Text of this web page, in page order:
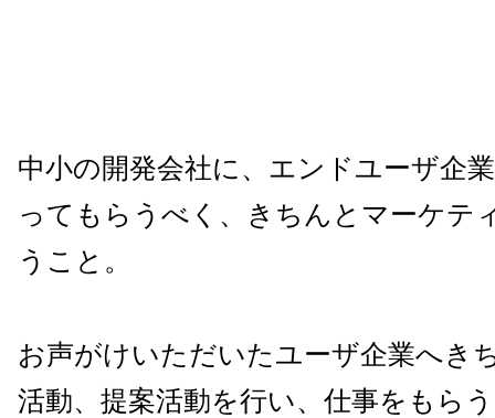
中小の開発会社に、エンドユーザ企
ってもらうべく、きちんとマーケテ
うこと。
お声がけいただいたユーザ企業へき
活動、提案活動を行い、仕事をもら